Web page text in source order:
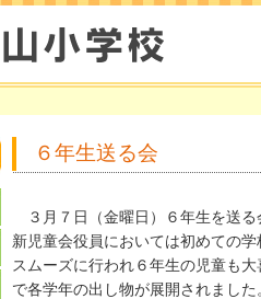
６年生送る会
３月７日（金曜日）６年生を送る
新児童会役員においては初めての
スムーズに行われ６年生の児童も
で各学年の出し物が展開されました